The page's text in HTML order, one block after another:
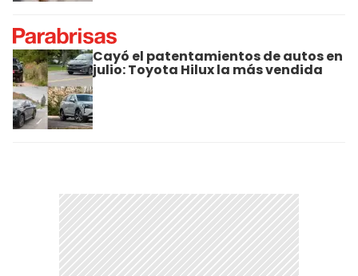
Cayó el patentamientos de autos en
julio: Toyota Hilux la más vendida